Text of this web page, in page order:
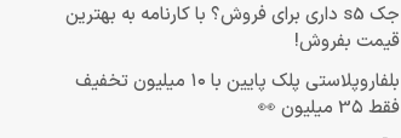
جک s5 داری برای فروش؟ با کارنامه به بهترین
قیمت بفروش!
بلفاروپلاستی پلک پایین با ۱۰ میلیون تخفیف
فقط 3۵ میلیون 👀